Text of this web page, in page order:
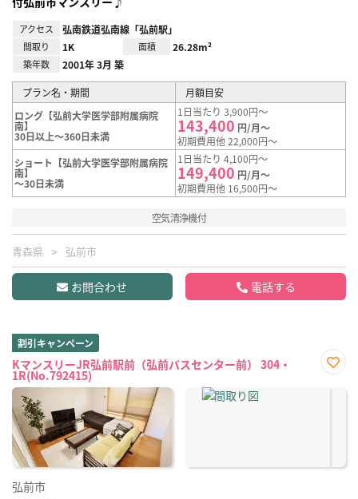
アクセス 弘南鉄道弘南線「弘前駅」
間取り 1K 面積 26.28m²
築年数 2001年 3月 築
プラン名・期間
月額目安
ロング【弘前大学医学部附属病院
南】
30日以上～360日未満
1日当たり 3,900円～
143,400 円/月～
初期費用他 22,000円～
ショート【弘前大学医学部附属病院
南】
～30日未満
1日当たり 4,100円～
149,400 円/月～
初期費用他 16,500円～
空気清浄機付
青森県 弘前市
お問合わせ 電話する
割引キャンペーン
KマンスリーJR弘前駅前（弘前バスセンター前） 304・
1R(No.792415)
に入
弘前市